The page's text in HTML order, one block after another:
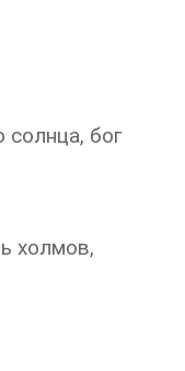
солнца, бог
холмов,